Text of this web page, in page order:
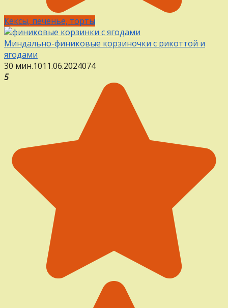
Кексы, печенье, торты
Миндально-финиковые корзиночки с рикоттой и
ягодами
30 мин.1011.06.2024074
5